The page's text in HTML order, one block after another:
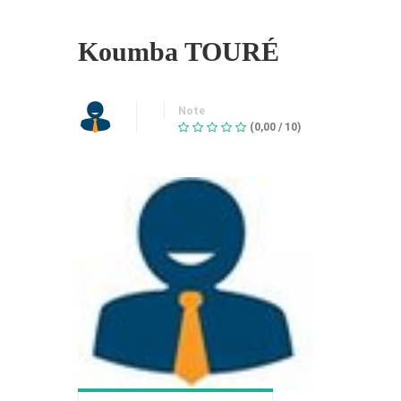
Koumba TOURÉ
Note
(0,00 / 10)